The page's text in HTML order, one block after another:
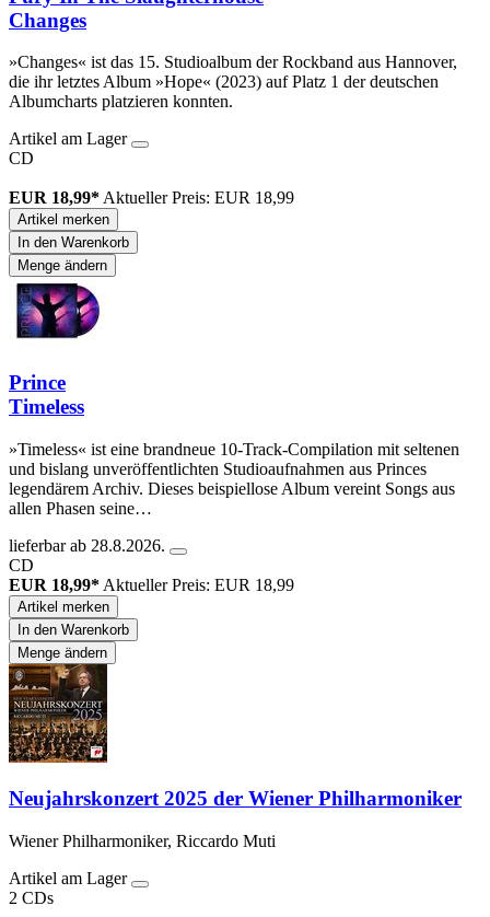
Changes
»Changes« ist das 15. Studioalbum der Rockband aus Hannover,
die ihr letztes Album »Hope« (2023) auf Platz 1 der deutschen
Albumcharts platzieren konnten.
Artikel am Lager
CD
EUR 18,99* Aktueller Preis: EUR 18,99
Artikel merken
In den Warenkorb
Menge ändern
Prince
Timeless
»Timeless« ist eine brandneue 10-Track-Compilation mit seltenen
und bislang unveröffentlichten Studioaufnahmen aus Princes
legendärem Archiv. Dieses beispiellose Album vereint Songs aus
allen Phasen seine…
lieferbar ab 28.8.2026.
CD
EUR 18,99* Aktueller Preis: EUR 18,99
Artikel merken
In den Warenkorb
Menge ändern
Neujahrskonzert 2025 der Wiener Philharmoniker
Wiener Philharmoniker, Riccardo Muti
Artikel am Lager
2 CDs